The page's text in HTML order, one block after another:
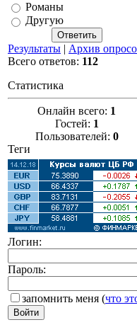
Романы
Другую
Результаты | Архив
Всего ответов: 112
Статистика
Онлайн всего: 1
Гостей: 1
Пользователей: 0
Теги
Логин:
Пароль:
запомнить меня (что